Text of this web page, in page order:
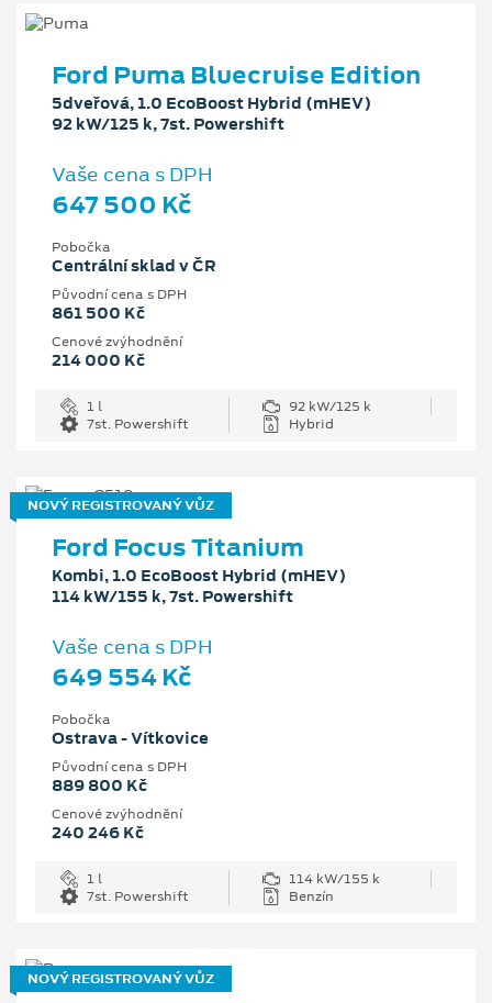
Ford Puma Bluecruise Edition
5dveřová, 1.0 EcoBoost Hybrid (mHEV)
92 kW/125 k, 7st. Powershift
Vaše cena s DPH
647 500 Kč
Pobočka
Centrální sklad v ČR
Původní cena s DPH
861 500 Kč
Cenové zvýhodnění
214 000 Kč
1 l
92 kW/125 k
7st. Powershift
Hybrid
NOVÝ REGISTROVANÝ VŮZ
Ford Focus Titanium
Kombi, 1.0 EcoBoost Hybrid (mHEV)
114 kW/155 k, 7st. Powershift
Vaše cena s DPH
649 554 Kč
Pobočka
Ostrava - Vítkovice
Původní cena s DPH
889 800 Kč
Cenové zvýhodnění
240 246 Kč
1 l
114 kW/155 k
7st. Powershift
Benzín
NOVÝ REGISTROVANÝ VŮZ